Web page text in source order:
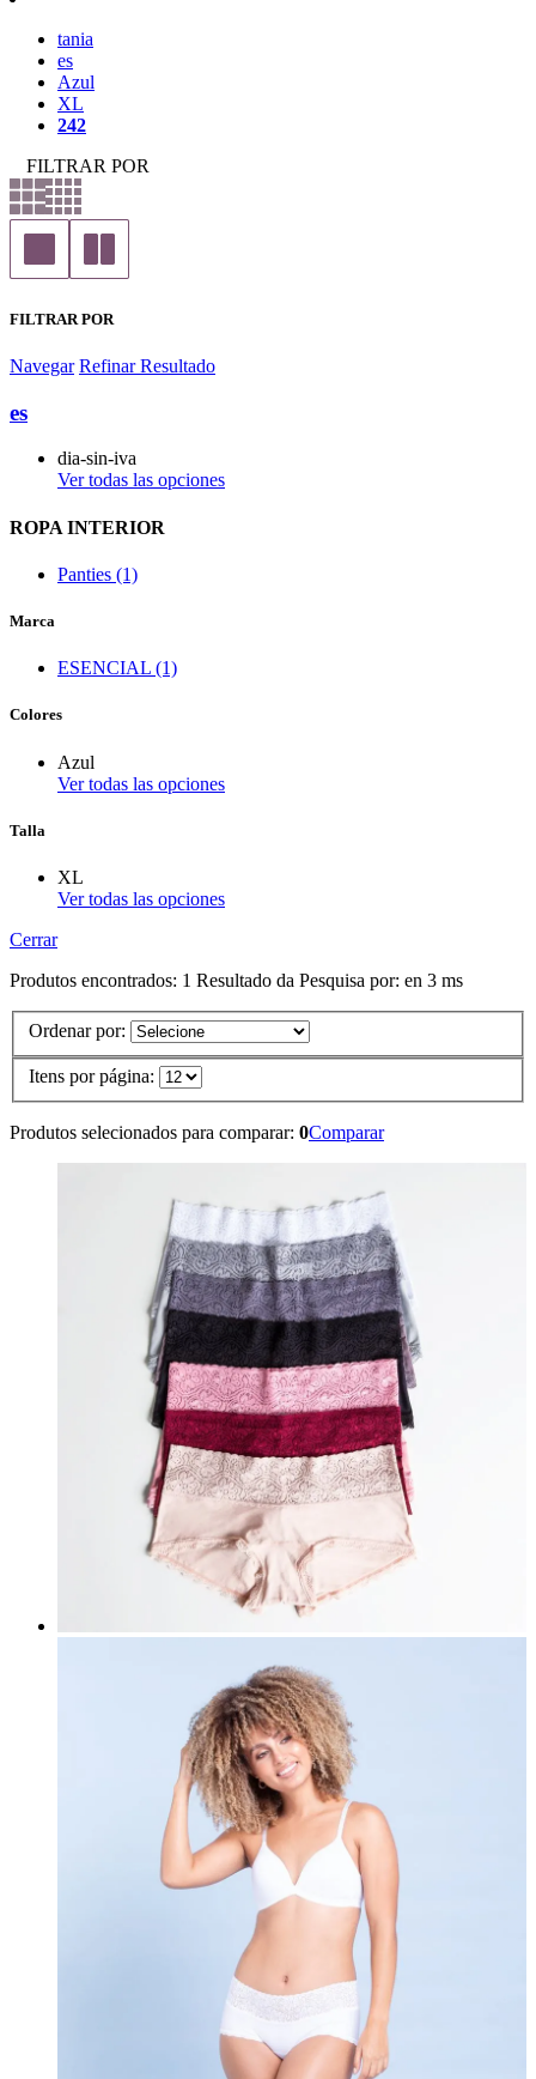
tania
es
Azul
XL
242
FILTRAR POR
FILTRAR POR
Navegar Refinar Resultado
es
dia-sin-iva
Ver todas las opciones
ROPA INTERIOR
Panties (1)
Marca
ESENCIAL (1)
Colores
Azul
Ver todas las opciones
Talla
XL
Ver todas las opciones
Cerrar
Produtos encontrados: 1 Resultado da Pesquisa por: en 3 ms
Ordenar por:
Itens por página:
Produtos selecionados para comparar: 0Comparar